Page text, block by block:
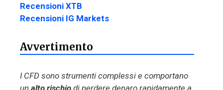
Recensioni XTB
Recensioni IG Markets
Avvertimento
I CFD sono strumenti complessi e comportano